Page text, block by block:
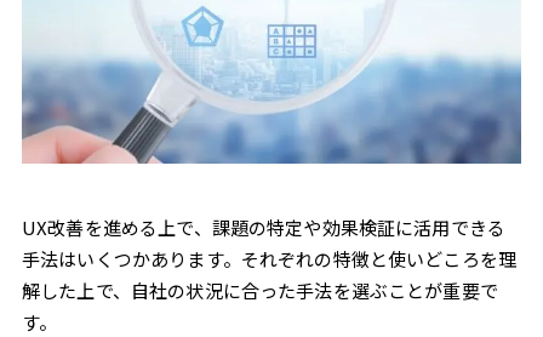
UX改善を進める上で、課題の特定や効果検証に活用できる
手法はいくつかあります。それぞれの特徴と使いどころを理
解した上で、自社の状況に合った手法を選ぶことが重要で
す。